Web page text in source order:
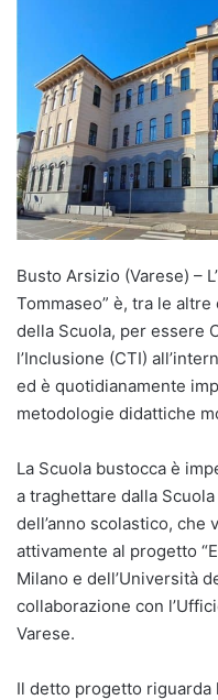
Busto Arsizio (Varese) –
Tommaseo” è, tra le
della Scuola, per essere
l’Inclusione (CTI)
ed è quotidianamente
metodologie didattiche
La Scuola bustocca è
a traghettare dalla
dell’anno scolastico, che
attivamente al progetto
Milano e dell’Università
collaborazione con
Varese.
Il detto progetto riguarda